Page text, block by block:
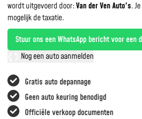
Gratis auto depannage
Geen auto keuring benodigd
Officiële verkoop documenten
wordt uitgevoerd door:Van der Ven Auto's.
mogelijk de taxatie.
Stuur ons een WhatsApp bericht voor een
Nog een auto aanmelden